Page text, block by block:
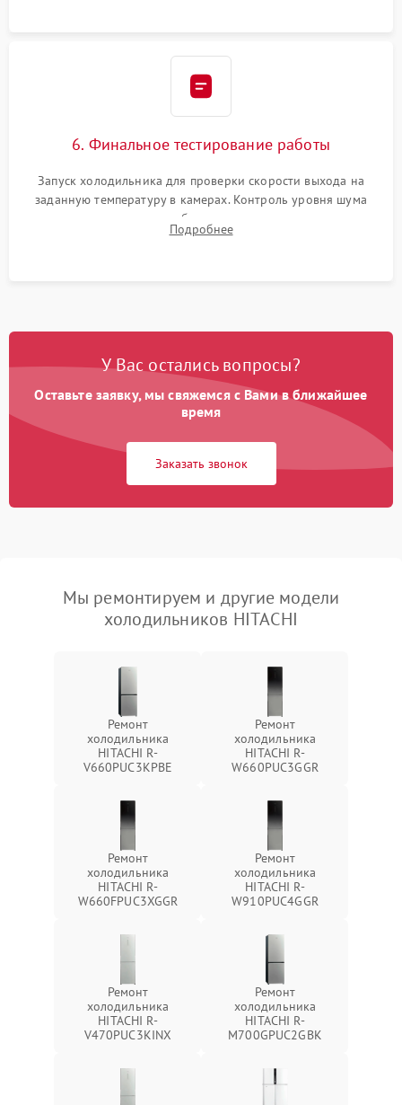
6. Финальное тестирование работы
Запуск холодильника для проверки скорости выхода на
заданную температуру в камерах. Контроль уровня шума
компрессора, отсутствия обмерзания стенок и корректного
срабатывания системы автоматической оттайки.
Подробнее
У Вас остались вопросы?
Оставьте заявку, мы свяжемся с Вами в ближайшее
время
Заказать звонок
Мы ремонтируем и другие модели
холодильников HITACHI
Ремонт
холодильника
HITACHI R-
V660PUC3KPBE
Ремонт
холодильника
HITACHI R-
W660PUC3GGR
Ремонт
холодильника
HITACHI R-
W660FPUC3XGGR
Ремонт
холодильника
HITACHI R-
W910PUC4GGR
Ремонт
холодильника
HITACHI R-
V470PUC3KINX
Ремонт
холодильника
HITACHI R-
M700GPUC2GBK